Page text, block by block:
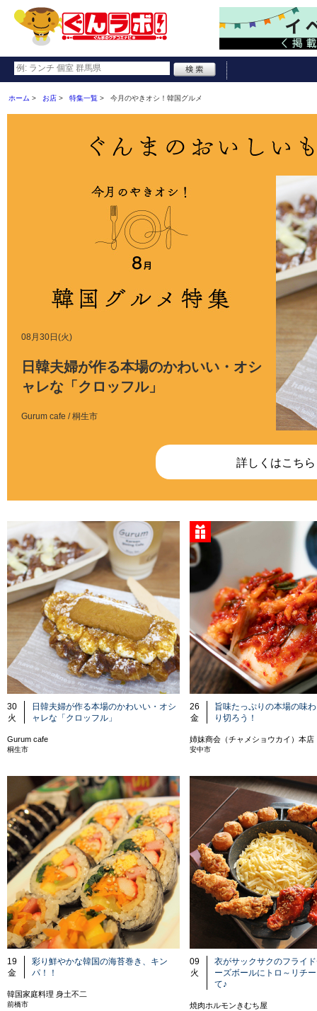
ホーム お店 特集一覧 今月のやきオシ！韓国グルメ
08月30日(火)
日韓夫婦が作る本場のかわいい・オシ
ャレな「クロッフル」
Gurum cafe / 桐生市
詳しくはこちら
30
火
日韓夫婦が作る本場のかわいい・オシ
ャレな「クロッフル」
Gurum cafe
桐生市
26
金
旨味たっぷりの本場の味
り切ろう！
姉妹商会（チャメショウカイ）本店
安中市
19
金
彩り鮮やかな韓国の海苔巻き、キン
パ！！
韓国家庭料理 身土不二
前橋市
09
火
衣がサックサクのフライ
ーズボールにトロ～リチ
て♪
焼肉ホルモンきむち屋